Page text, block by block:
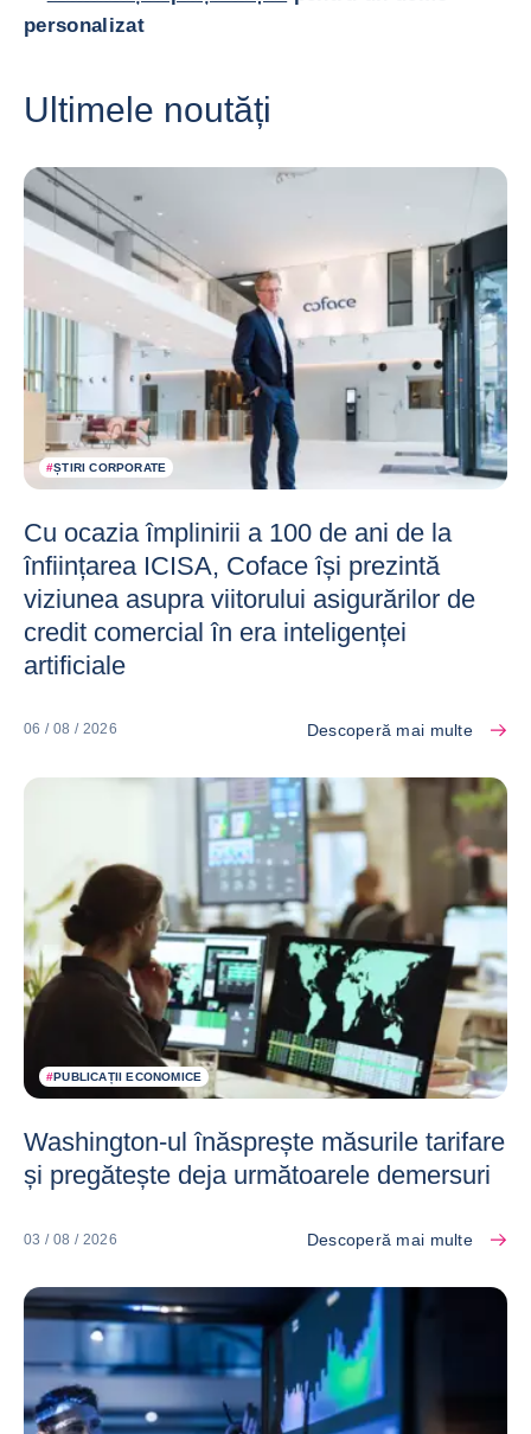
personalizat
Ultimele noutăți
#ȘTIRI CORPORATE
Cu ocazia împlinirii a 100 de ani de la
înființarea ICISA, Coface își prezintă
viziunea asupra viitorului asigurărilor de
credit comercial în era inteligenței
artificiale
06 / 08 / 2026 Descoperă mai multe
#PUBLICAȚII ECONOMICE
Washington-ul înăsprește măsurile tarifare
și pregătește deja următoarele demersuri
03 / 08 / 2026 Descoperă mai multe